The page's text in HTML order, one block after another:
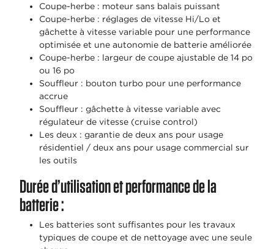
Coupe-herbe : moteur sans balais puissant
Coupe-herbe : réglages de vitesse Hi/Lo et
gâchette à vitesse variable pour une performance
optimisée et une autonomie de batterie améliorée
Coupe-herbe : largeur de coupe ajustable de 14 po
ou 16 po
Souffleur : bouton turbo pour une performance
accrue
Souffleur : gâchette à vitesse variable avec
régulateur de vitesse (cruise control)
Les deux : garantie de deux ans pour usage
résidentiel / deux ans pour usage commercial sur
les outils
Durée d’utilisation et performance de la
batterie :
Les batteries sont suffisantes pour les travaux
typiques de coupe et de nettoyage avec une seule